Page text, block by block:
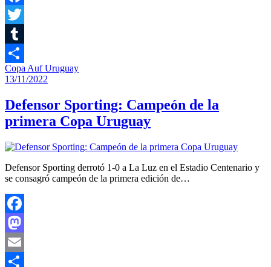
Facebook
Twitter
Tumblr
Compartir
Copa Auf Uruguay
13/11/2022
Defensor Sporting: Campeón de la
primera Copa Uruguay
Defensor Sporting derrotó 1-0 a La Luz en el Estadio Centenario y
se consagró campeón de la primera edición de…
Facebook
Mastodon
Email